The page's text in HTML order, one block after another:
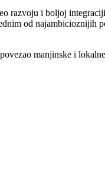
razvoju i boljoj
od najambicioznijih
manjinske i